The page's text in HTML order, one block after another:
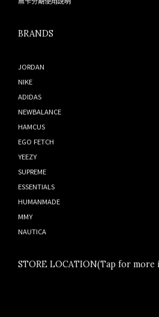
BRANDS
JORDAN
NIKE
ADIDAS
NEWBALANCE
HAMCUS
EGO FETCH
YEEZY
SUPREME
ESSENTIALS
HUMANMADE
MMY
NAUTICA
STORE LOCATION(Tap for more